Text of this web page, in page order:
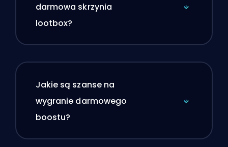
darmowa skrzynia
lootbox?
Jakie są szanse na
wygranie darmowego
boostu?